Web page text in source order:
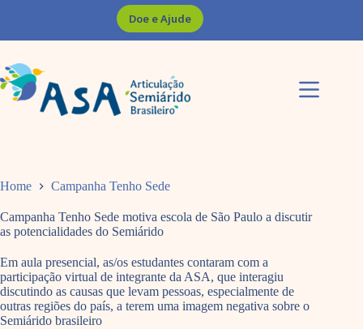
Doe e Ajude
Home Campanha Tenho Sede
Campanha Tenho Sede motiva escola de São Paulo a discutir
as potencialidades do Semiárido
Em aula presencial, as/os estudantes contaram com a
participação virtual de integrante da ASA, que interagiu
discutindo as causas que levam pessoas, especialmente de
outras regiões do país, a terem uma imagem negativa sobre o
Semiárido brasileiro